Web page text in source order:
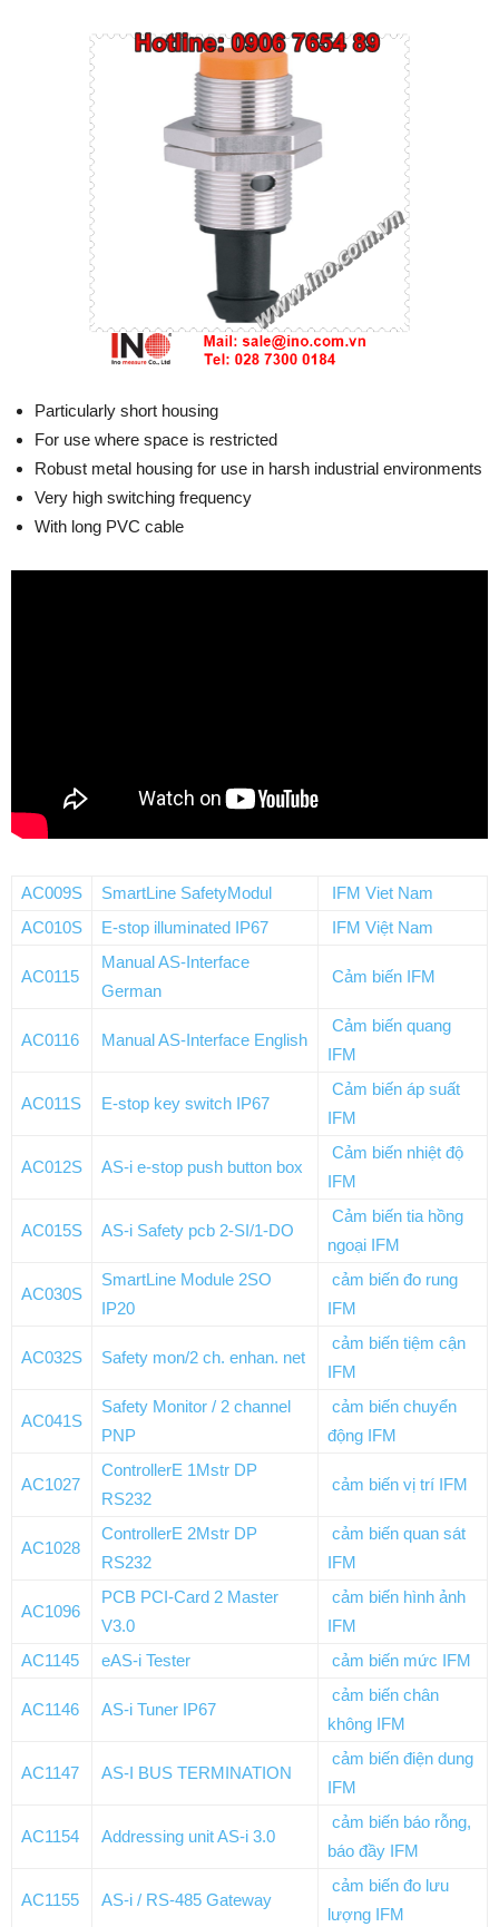
Particularly short housing
For use where space is restricted
Robust metal housing for use in harsh industrial environments
Very high switching frequency
With long PVC cable
AC009S SmartLine SafetyModul
IFM Viet Nam
AC010S
E-stop illuminated IP67 IFM Việt Nam
AC0115
Manual AS-Interface
German
Cảm biến IFM
AC0116 Manual AS-Interface English
Cảm biến quang
IFM
AC011S E-stop key switch IP67
Cảm biến áp suất
IFM
AC012S AS-i e-stop push button box
Cảm biến nhiệt độ
IFM
AC015S AS-i Safety pcb 2-SI/1-DO
Cảm biến tia hồng
ngoại IFM
AC030S
SmartLine Module 2SO
IP20
cảm biến đo rung
IFM
AC032S Safety mon/2 ch. enhan. net
cảm biến tiệm cận
IFM
AC041S
Safety Monitor / 2 channel
PNP
cảm biến chuyển
động IFM
AC1027
ControllerE 1Mstr DP
RS232
cảm biến vị trí IFM
AC1028
ControllerE 2Mstr DP
RS232
cảm biến quan sát
IFM
AC1096
PCB PCI-Card 2 Master
V3.0
cảm biến hình ảnh
IFM
AC1145
eAS-i Tester cảm biến mức IFM
AC1146 AS-i Tuner IP67
cảm biến chân
không IFM
AC1147 AS-I BUS TERMINATION
cảm biến điện dung
IFM
AC1154 Addressing unit AS-i 3.0
cảm biến báo rỗng,
báo đầy IFM
AC1155 AS-i / RS-485 Gateway
cảm biến đo lưu
lượng IFM